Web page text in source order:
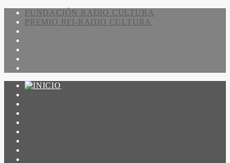
FUNDACIÓN RADIO CULTURA
PREMIO RFI-RADIO CULTURA